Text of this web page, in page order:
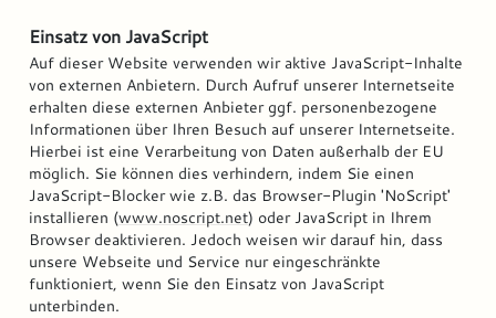
Einsatz von JavaScript
Auf dieser Website verwenden wir aktive JavaScript-Inhalte
von externen Anbietern. Durch Aufruf unserer Internetseite
erhalten diese externen Anbieter ggf. personenbezogene
Informationen über Ihren Besuch auf unserer Internetseite.
Hierbei ist eine Verarbeitung von Daten außerhalb der EU
möglich. Sie können dies verhindern, indem Sie einen
JavaScript-Blocker wie z.B. das Browser-Plugin 'NoScript'
installieren (www.noscript.net) oder JavaScript in Ihrem
Browser deaktivieren. Jedoch weisen wir darauf hin, dass
unsere Webseite und Service nur eingeschränkte
funktioniert, wenn Sie den Einsatz von JavaScript
unterbinden.